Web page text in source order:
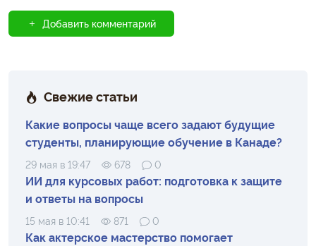
Добавить комментарий
Свежие статьи
Какие вопросы чаще всего задают будущие
студенты, планирующие обучение в Канаде?
29 мая в 19:47 678 0
ИИ для курсовых работ: подготовка к защите
и ответы на вопросы
15 мая в 10:41 871 0
Как актерское мастерство помогает